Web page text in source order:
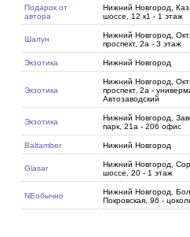
Подарок от
автора
Нижний Новгород,
шоссе, 12 к1 - 1 этаж
Шалун
Нижний Новгород,
проспект, 2а - 3 этаж
Экзотика Нижний Новгород
Экзотика
Нижний Новгород,
проспект, 2а -
Автозаводский
Экзотика
Нижний Новгород,
парк, 21а - 206 офис
Baltamber Нижний Новгород
Glasar
Нижний Новгород,
шоссе, 20 - 1 этаж
NEобычно
Нижний Новгород,
Покровская, 9б -